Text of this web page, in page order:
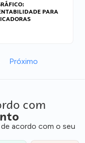
PARA
Próximo
com
acordo com o seu